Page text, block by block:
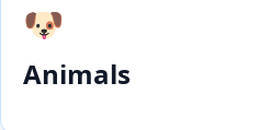
🐶
Animals